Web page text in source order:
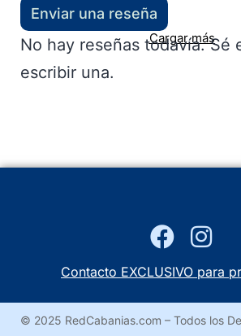
Cargar más
Enviar una reseña
No hay reseñas todavía. Sé
escribir una.
Contacto EXCLUSIVO para
© 2025 RedCabanias.com – Todos los